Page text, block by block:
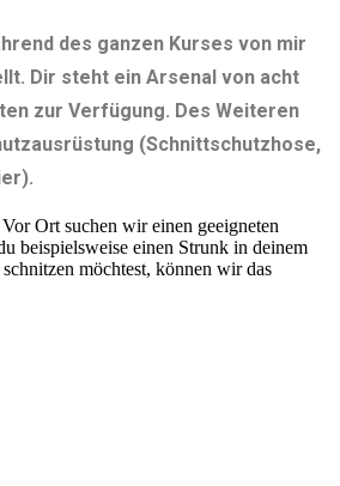
des ganzen Kurses von mir
Dir steht ein Arsenal von acht
zur Verfügung. Des Weiteren
(Schnittschutzhose,
Ort suchen wir einen geeigneten
beispielsweise einen Strunk in deinem
möchtest, können wir das